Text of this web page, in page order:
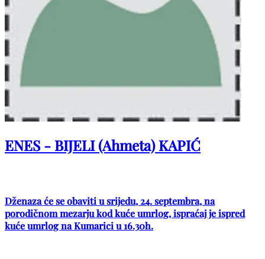
ENES - BIJELI (Ahmeta) KAPIĆ
Dženaza će se obaviti u srijedu, 24. septembra, na
porodičnom mezarju kod kuće umrlog, ispraćaj je ispred
kuće umrlog na Kumarici u 16.30h.